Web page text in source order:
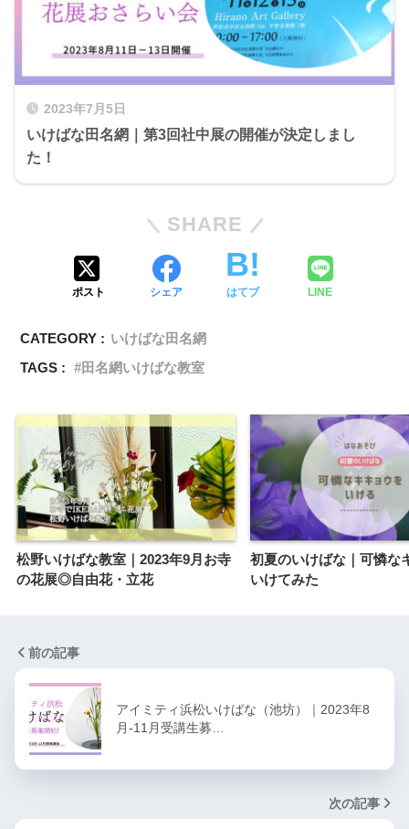
2023年7月5日
いけばな田名網｜第3回社中展の開催が決定しまし
た！
SHARE
ポスト シェア はてブ LINE
CATEGORY : いけばな田名網
TAGS :
田名網いけばな教室
松野いけばな教室｜2023年9月お寺
の花展◎自由花・立花
初夏のいけばな｜可憐な
いけてみた
前の記事
アイミティ浜松いけばな（池坊）｜2023年8
月-11月受講生募…
次の記事